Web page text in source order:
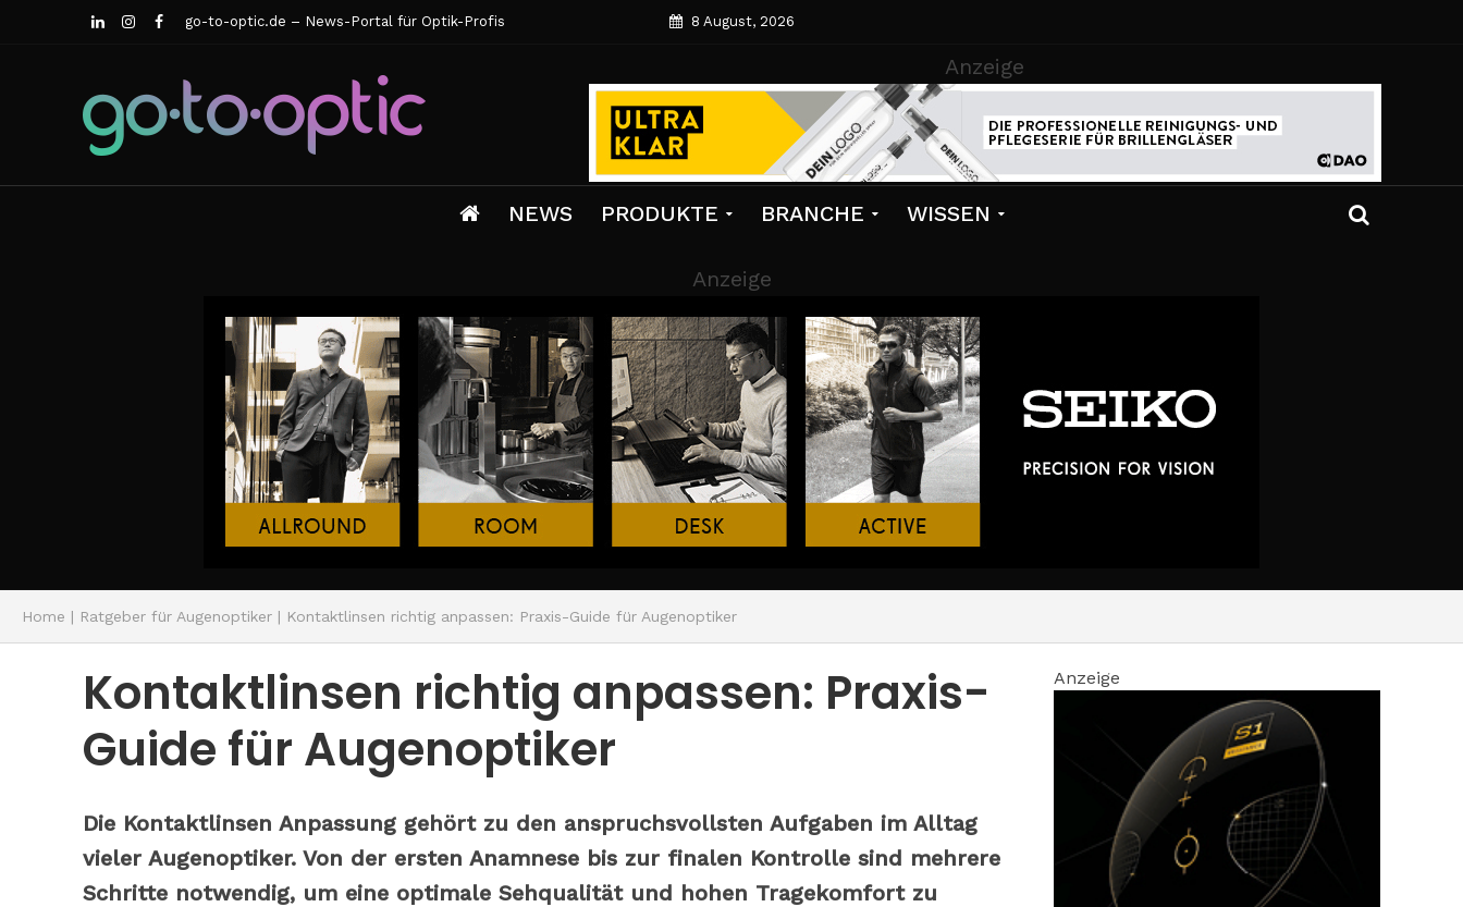
go-to-optic.de – News-Portal für Optik-Profis 8 August, 2026
Anzeige
NEWS PRODUKTE BRANCHE WISSEN
Anzeige
Home | Ratgeber für Augenoptiker | Kontaktlinsen richtig anpassen: Praxis-Guide für Augenoptiker
Kontaktlinsen richtig anpassen: Praxis-
Guide für Augenoptiker
Die Kontaktlinsen Anpassung gehört zu den anspruchsvollsten Aufgaben im Alltag
vieler Augenoptiker. Von der ersten Anamnese bis zur finalen Kontrolle sind mehrere
Schritte notwendig, um eine optimale Sehqualität und hohen Tragekomfort zu
Anzeige